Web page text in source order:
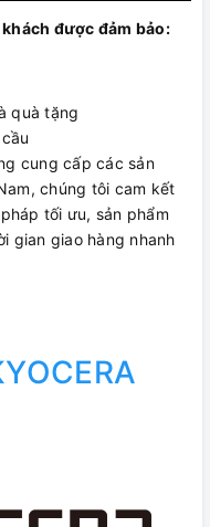
được đảm bảo:
quà tặng
cung cấp các sản
chúng tôi cam kết
tối ưu, sản phẩm
gian giao hàng nhanh